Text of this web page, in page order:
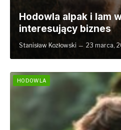
Hodowla alpak i lam
interesujący biznes
Stanisław Kozłowski 23 marca,
HODOWLA